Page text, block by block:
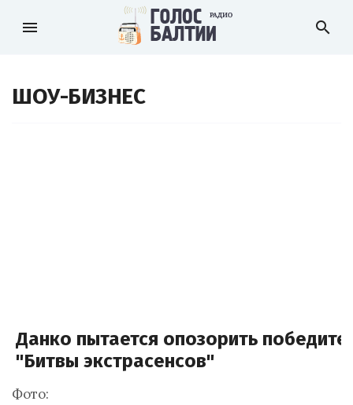
menu search
ШОУ-БИЗНЕС
Данко пытается опозорить
"Битвы экстрасенсов"
Фото: